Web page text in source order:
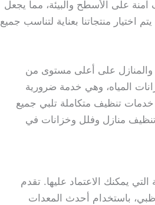
على الأسطح والبيئة، مما يجعل
اختيار منتجاتنا بعناية لتناسب جميع
والمنازل على أعلى مستوى من
المياه، وهي خدمة ضرورية
تنظيف متكاملة تلبي جميع
تنظيف منازل وفلل وخزانات في
يمكنك الاعتماد عليها. تقدم
باستخدام أحدث المعدات